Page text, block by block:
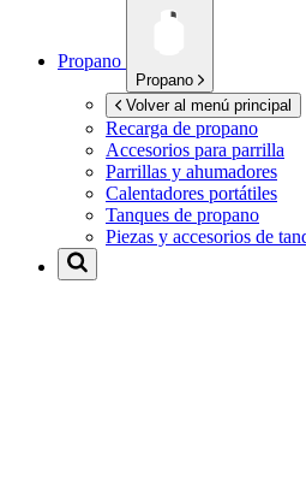
Propano
Propano
Volver al menú principal
Recarga de propano
Accesorios para parrilla
Parrillas y ahumadores
Calentadores portátiles
Tanques de propano
Piezas y accesorios de